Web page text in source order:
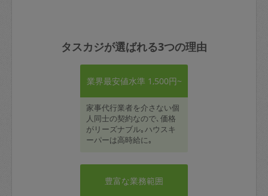
タスカジが選ばれる3つの理由
業界最安値水準 1,500円~
家事代行業者を介さない個
人同士の契約なので､価格
がリーズナブル｡ハウスキ
ーパーは高時給に｡
豊富な業務範囲